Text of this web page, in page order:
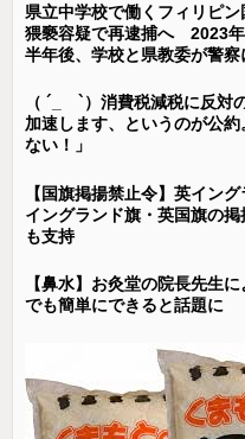
県立中学校で働くフィリピ
猥褻容疑で再逮捕へ 2023
半年後、学校と県教委が警察
（ ´_ゝ`）消費税減税に反
加速します、というのが公
ない！」
【国旗掲揚禁止令】英イン
イングランド旗・英国旗の
も支持
【鼻水】お灸堂の院長先生
でも簡単にできると話題に